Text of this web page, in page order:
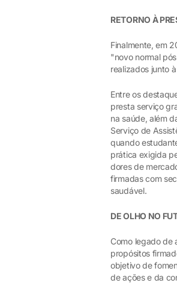
RETORNO À
Finalmente, em
"novo normal
realizados junto
Entre os
presta serviço
na saúde, além
Serviço de
quando
prática exigida
dores de
firmadas com
saudável.
DE OLHO NO
Como legado de
propósitos
objetivo de
de ações e da